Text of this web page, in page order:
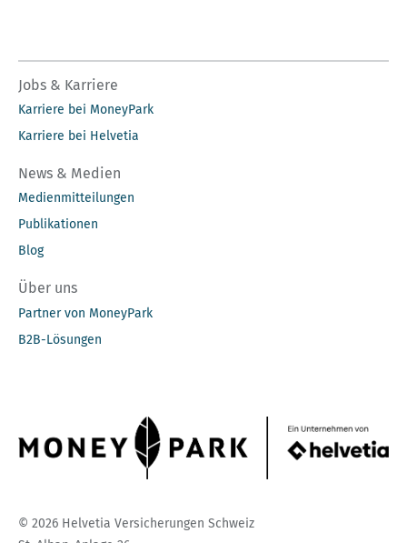
Jobs & Karriere
Karriere bei MoneyPark
Karriere bei Helvetia
News & Medien
Medienmitteilungen
Publikationen
Blog
Über uns
Partner von MoneyPark
B2B-Lösungen
© 2026 Helvetia Versicherungen Schweiz